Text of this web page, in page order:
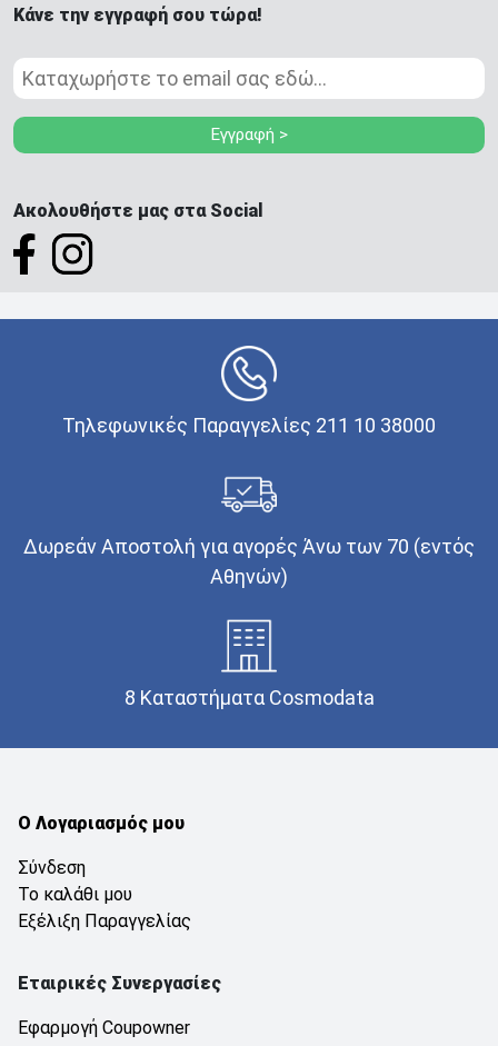
Κάνε την εγγραφή σου τώρα!
Εγγραφή >
Ακολουθήστε μας στα Social
Τηλεφωνικές Παραγγελίες 211 10 38000
Δωρεάν Αποστολή για αγορές Άνω των 70 (εντός
Αθηνών)
8 Καταστήματα Cosmodata
Ο Λογαριασμός μου
Σύνδεση
Το καλάθι μου
Εξέλιξη Παραγγελίας
Εταιρικές Συνεργασίες
Εφαρμογή Coupowner